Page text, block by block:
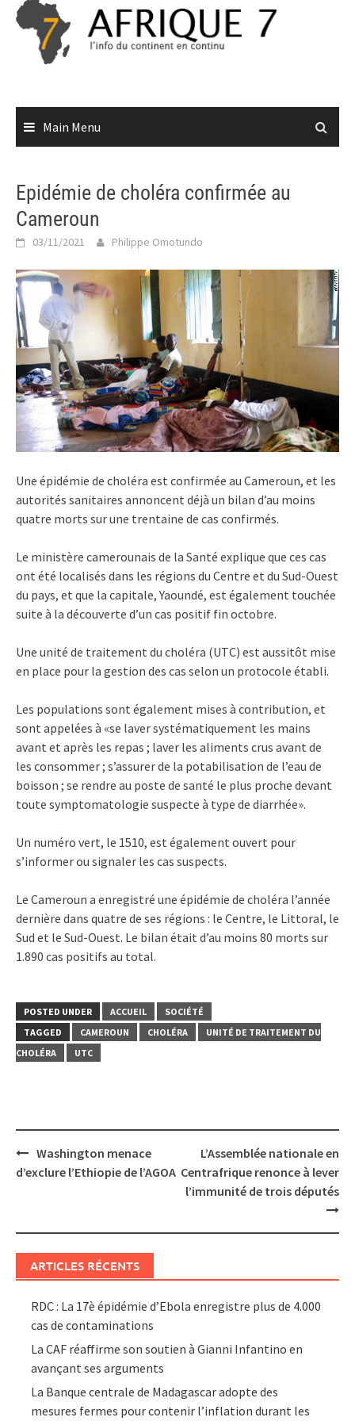
Skip
content
Main Menu
Epidémie de choléra confirmée au
Cameroun
03/11/2021 Philippe Omotundo
Une épidémie de choléra est confirmée au Cameroun, et les
autorités sanitaires annoncent déjà un bilan d’au moins
quatre morts sur une trentaine de cas confirmés.
Le ministère camerounais de la Santé explique que ces cas
ont été localisés dans les régions du Centre et du Sud-Ouest
du pays, et que la capitale, Yaoundé, est également touchée
suite à la découverte d’un cas positif fin octobre.
Une unité de traitement du choléra (UTC) est aussitôt mise
en place pour la gestion des cas selon un protocole établi.
Les populations sont également mises à contribution, et
sont appelées à «se laver systématiquement les mains
avant et après les repas ; laver les aliments crus avant de
les consommer ; s’assurer de la potabilisation de l’eau de
boisson ; se rendre au poste de santé le plus proche devant
toute symptomatologie suspecte à type de diarrhée».
Un numéro vert, le 1510, est également ouvert pour
s’informer ou signaler les cas suspects.
Le Cameroun a enregistré une épidémie de choléra l’année
dernière dans quatre de ses régions : le Centre, le Littoral, le
Sud et le Sud-Ouest. Le bilan était d’au moins 80 morts sur
1.890 cas positifs au total.
POSTED UNDER ACCUEIL
SOCIÉTÉ
TAGGED
CAMEROUN CHOLÉRA
UNITÉ DE TRAITEMENT DU
CHOLÉRA
UTC
Post
navigation
Washington menace
d’exclure l’Ethiopie de l’AGOA
L’Assemblée nationale en
Centrafrique renonce à lever
l’immunité de trois députés
ARTICLES RÉCENTS
RDC : La 17è épidémie d’Ebola enregistre plus de 4.000
cas de contaminations
La CAF réaffirme son soutien à Gianni Infantino en
avançant ses arguments
La Banque centrale de Madagascar adopte des
mesures fermes pour contenir l’inflation durant les